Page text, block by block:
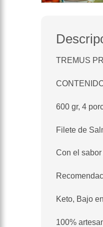
TREMUS
600 gr, 4
Filete de
Con el
Keto, Bajo
100%